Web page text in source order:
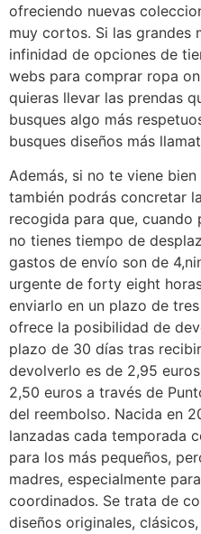
ofreciendo nuevas
muy cortos. Si las grandes
infinidad de opciones de
webs para comprar ropa
quieras llevar las prendas
busques algo más
busques diseños más
Además, si no te viene
también podrás concretar
recogida para que, cuando
no tienes tiempo de
gastos de envío son de
urgente de forty eight
enviarlo en un plazo de
ofrece la posibilidad de
plazo de 30 días tras
devolverlo es de 2,95
2,50 euros a través de
del reembolso. Nacida en
lanzadas cada temporada
para los más pequeños,
madres, especialmente
coordinados. Se trata de
diseños originales,